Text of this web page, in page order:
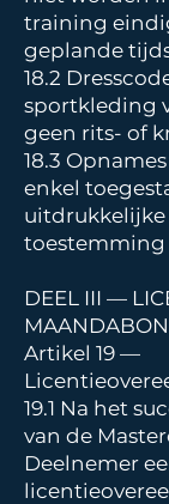
training
geplande
18.2
sportkleding
geen rits- of
18.3
enkel
toestemming
DEEL III —
Artikel 19 —
19.1 Na het
van de
Deelnemer